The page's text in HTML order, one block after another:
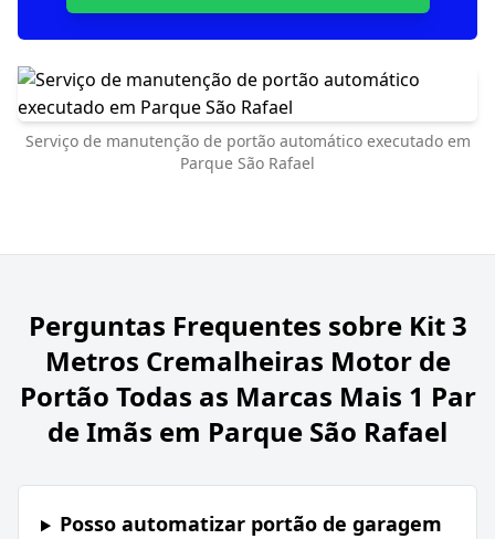
Serviço de manutenção de portão automático executado em
Parque São Rafael
Perguntas Frequentes sobre Kit 3
Metros Cremalheiras Motor de
Portão Todas as Marcas Mais 1 Par
de Imãs em Parque São Rafael
Posso automatizar portão de garagem